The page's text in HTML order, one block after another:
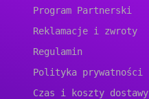
Program Partnerski
Reklamacje i zwroty
Regulamin
Polityka prywatności
Czas i koszty dostawy